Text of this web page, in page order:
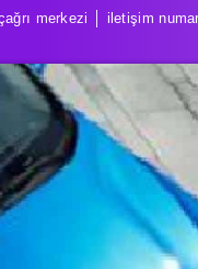
merkezi │ iletişim